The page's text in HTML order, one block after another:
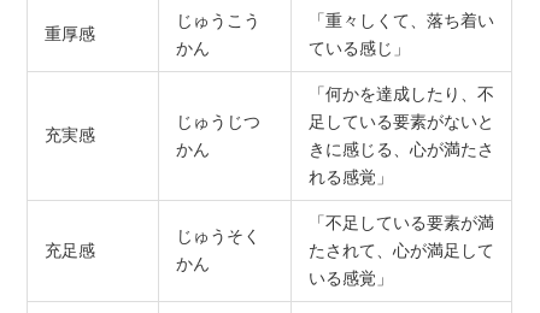
重厚感
じゅうこう
かん
「重々しくて、落ち着い
ている感じ」
充実感
じゅうじつ
かん
「何かを達成したり、不
足している要素がないと
きに感じる、心が満たさ
れる感覚」
充足感
じゅうそく
かん
「不足している要素が満
たされて、心が満足して
いる感覚」